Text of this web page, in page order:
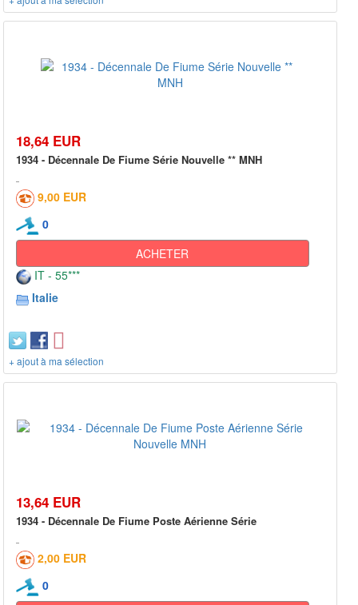
18,64 EUR
1934 - Décennale De Fiume Série Nouvelle ** MNH
9,00 EUR
0
ACHETER
IT - 55***
Italie
+ ajout à ma sélection
13,64 EUR
1934 - Décennale De Fiume Poste Aérienne Série
2,00 EUR
0